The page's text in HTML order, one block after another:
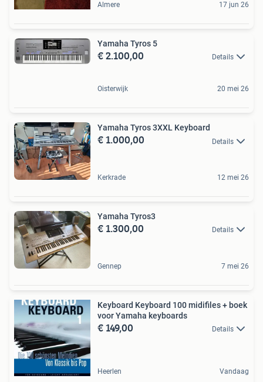
Almere 17 jun 26
Yamaha Tyros 5
€ 2.100,00 Details
Oisterwijk 20 mei 26
Yamaha Tyros 3XXL Keyboard
€ 1.000,00 Details
Kerkrade 12 mei 26
Yamaha Tyros3
€ 1.300,00 Details
Gennep 7 mei 26
Keyboard Keyboard 100 midifiles + boek
voor Yamaha keyboards
€ 149,00 Details
Heerlen Vandaag